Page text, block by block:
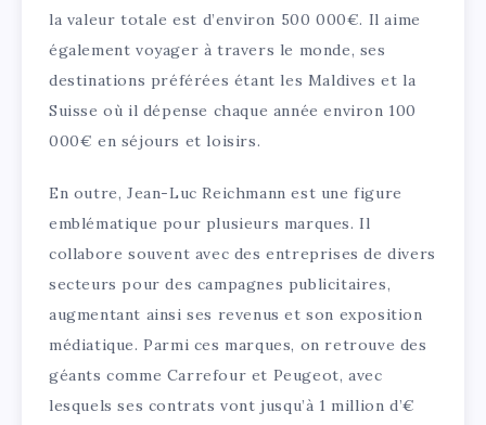
la valeur totale est d’environ 500 000€. Il aime
également voyager à travers le monde, ses
destinations préférées étant les Maldives et la
Suisse où il dépense chaque année environ 100
000€ en séjours et loisirs.
En outre, Jean-Luc Reichmann est une figure
emblématique pour plusieurs marques. Il
collabore souvent avec des entreprises de divers
secteurs pour des campagnes publicitaires,
augmentant ainsi ses revenus et son exposition
médiatique. Parmi ces marques, on retrouve des
géants comme Carrefour et Peugeot, avec
lesquels ses contrats vont jusqu’à 1 million d’€